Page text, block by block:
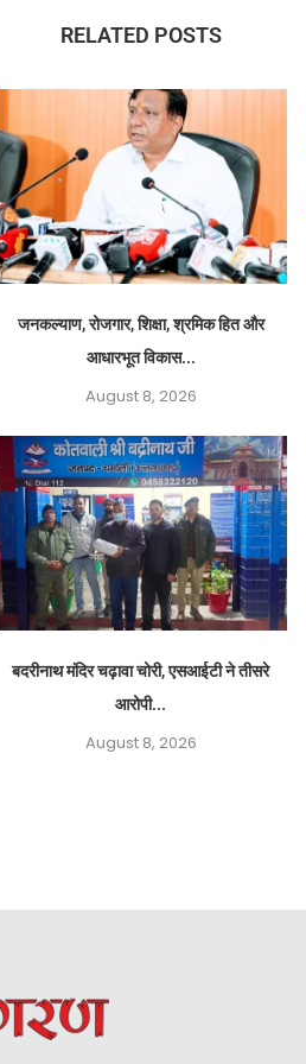
RELATED POSTS
जनकल्याण, रोजगार, शिक्षा, श्रमिक हित और
आधारभूत विकास...
August 8, 2026
बदरीनाथ मंदिर चढ़ावा चोरी, एसआईटी ने तीसरे
आरोपी...
August 8, 2026